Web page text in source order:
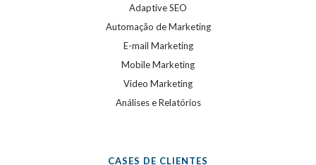
Adaptive SEO
Automação de Marketing
E-mail Marketing
Mobile Marketing
Video Marketing
Análises e Relatórios
CASES DE CLIENTES